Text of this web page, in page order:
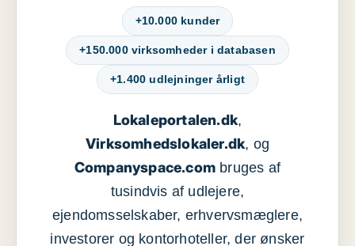
+10.000 kunder
+150.000 virksomheder i databasen
+1.400 udlejninger årligt
Lokaleportalen.dk,
Virksomhedslokaler.dk, og
Companyspace.com bruges af
tusindvis af udlejere,
ejendomsselskaber, erhvervsmæglere,
investorer og kontorhoteller, der ønsker